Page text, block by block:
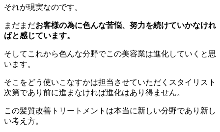
それが現実なのです。
まだまだお客様の為に色んな苦悩、努力を続けていかなけれ
ばと感じています。
そしてこれから色んな分野でこの美容業は進化していくと思
います。
そこをどう使いこなすかは担当させていただくスタイリスト
次第であり前に進まなければ進化はあり得ません。
この髪質改善トリートメントは本当に新しい分野であり新し
い考え方。